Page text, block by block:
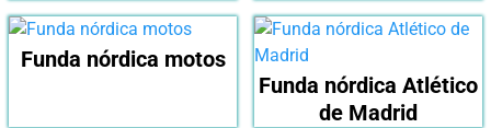
Funda nórdica motos
Funda nórdica Atlético
de Madrid